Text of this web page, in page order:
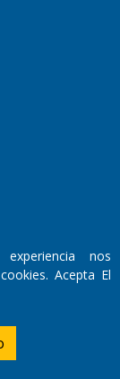
nos
Acepta El